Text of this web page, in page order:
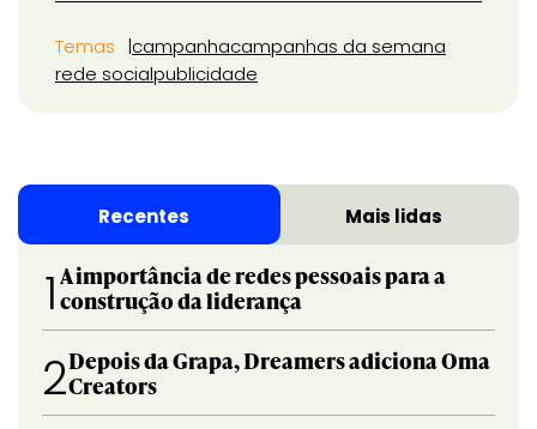
Temas campanhacampanhas da semana
rede socialpublicidade
Recentes Mais lidas
1 A importância de redes pessoais para a
construção da liderança
2Depois da Grapa, Dreamers adiciona Oma
Creators